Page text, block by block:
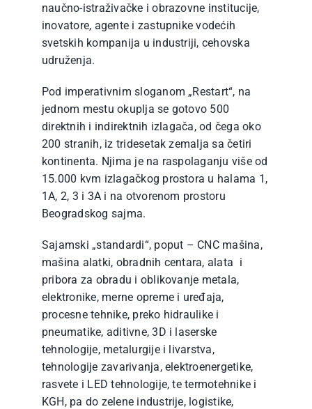
naučno-istraživačke i obrazovne institucije,
inovatore, agente i zastupnike vodećih
svetskih kompanija u industriji, cehovska
udruženja.
Pod imperativnim sloganom „Restart“, na
jednom mestu okuplja se gotovo 500
direktnih i indirektnih izlagača, od čega oko
200 stranih, iz tridesetak zemalja sa četiri
kontinenta. Njima je na raspolaganju više od
15.000 kvm izlagačkog prostora u halama 1,
1A, 2, 3 i 3A i na otvorenom prostoru
Beogradskog sajma.
Sajamski „standardi“, poput – CNC mašina,
mašina alatki, obradnih centara, alata i
pribora za obradu i oblikovanje metala,
elektronike, merne opreme i uređaja,
procesne tehnike, preko hidraulike i
pneumatike, aditivne, 3D i laserske
tehnologije, metalurgije i livarstva,
tehnologije zavarivanja, elektroenergetike,
rasvete i LED tehnologije, te termotehnike i
KGH, pa do zelene industrije, logistike,